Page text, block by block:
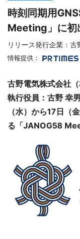
時刻同期用
Meeting」に初
リリース発行企業：古
情報提供：
古野電気株式会社
執行役員：古野 幸
（水）から17日（
る「JANOG58